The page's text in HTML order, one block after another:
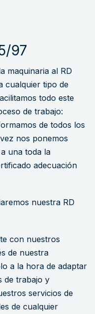
97
maquinaria al RD
cualquier tipo de
todo este
de trabajo:
de todos los
nos ponemos
una toda la
adecuación
nuestra RD
con nuestros
de nuestra
a la hora de adaptar
de trabajo y
servicios de
de cualquier